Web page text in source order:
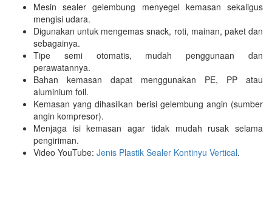
Mesin sealer gelembung menyegel kemasan sekaligus
mengisi udara.
Digunakan untuk mengemas snack, roti, mainan, paket dan
sebagainya.
Tipe semi otomatis, mudah penggunaan dan
perawatannya.
Bahan kemasan dapat menggunakan PE, PP atau
aluminium foil.
Kemasan yang dihasilkan berisi gelembung angin (sumber
angin kompresor).
Menjaga isi kemasan agar tidak mudah rusak selama
pengiriman.
Video YouTube: Jenis Plastik Sealer Kontinyu Vertical.